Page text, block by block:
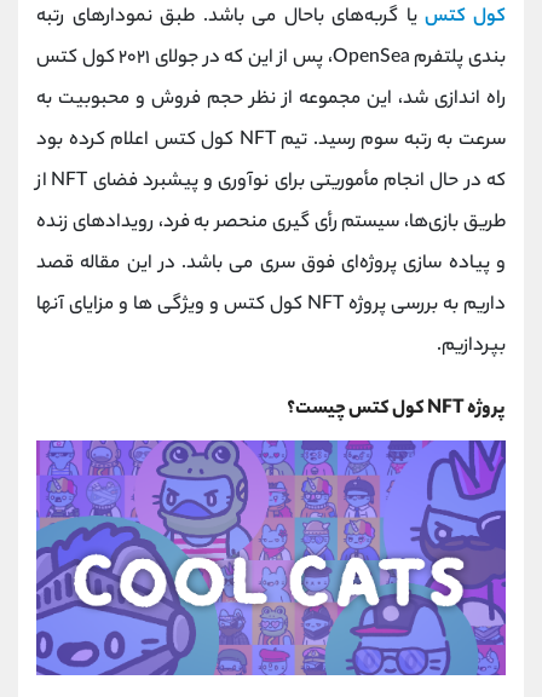
کول کتسیا گربه‌های باحال می باشد. طبق نمودارهای رتبه
‌بندی پلتفرم OpenSea، پس از این که در جولای ۲۰۲۱ کول کتس
راه اندازی شد، این مجموعه از ‌نظر حجم فروش و محبوبیت به
‌سرعت به رتبه سوم رسید. تیم NFT کول کتس اعلام کرده بود
که در حال انجام مأموریتی برای نوآوری و پیشبرد فضای NFT از
‌طریق بازی‌ها، سیستم رأی ‌گیری منحصر ‌به ‌فرد، رویدادهای زنده
و پیاده سازی پروژه‌ای فوق‌ سری می باشد. در این مقاله قصد
داریم به بررسی پروژه NFT کول کتس و ویژگی ها و مزایای آنها
بپردازیم.
پروژه NFT کول کتس چیست؟